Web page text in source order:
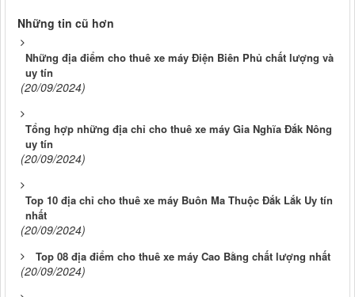
Những tin cũ hơn
Những địa điểm cho thuê xe máy Điện Biên Phủ chất lượng và
uy tín
(20/09/2024)
Tổng hợp những địa chỉ cho thuê xe máy Gia Nghĩa Đắk Nông
uy tín
(20/09/2024)
Top 10 địa chỉ cho thuê xe máy Buôn Ma Thuộc Đắk Lắk Uy tín
nhất
(20/09/2024)
Top 08 địa điểm cho thuê xe máy Cao Bằng chất lượng nhất
(20/09/2024)